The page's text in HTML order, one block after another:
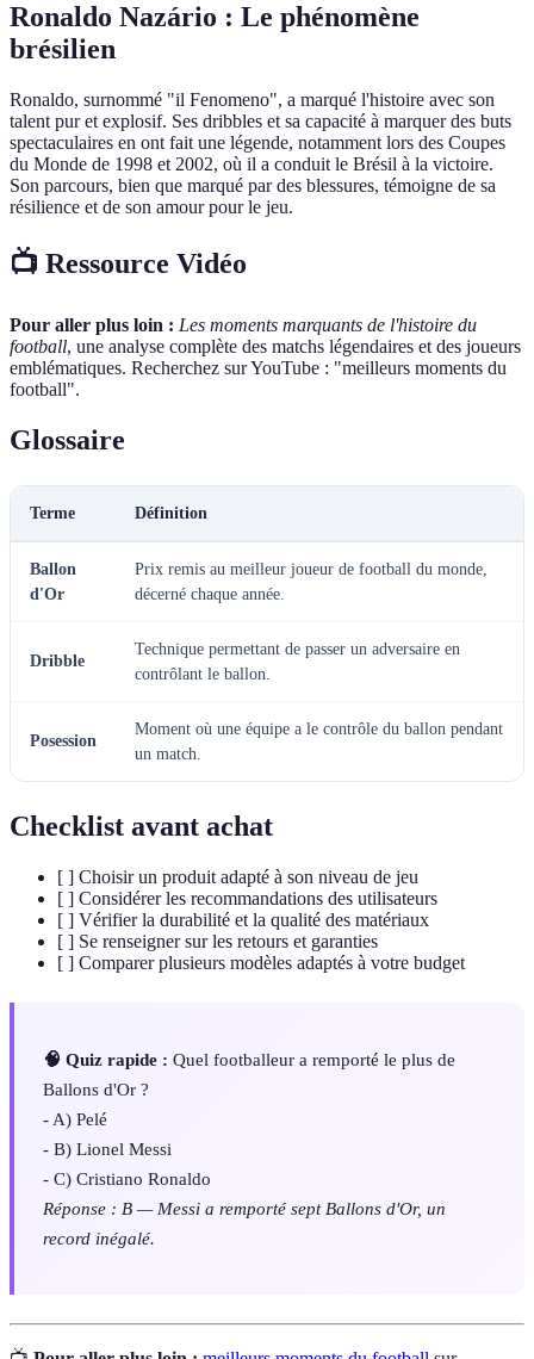
Ronaldo Nazário : Le phénomène
brésilien
Ronaldo, surnommé "il Fenomeno", a marqué l'histoire avec son
talent pur et explosif. Ses dribbles et sa capacité à marquer des buts
spectaculaires en ont fait une légende, notamment lors des Coupes
du Monde de 1998 et 2002, où il a conduit le Brésil à la victoire.
Son parcours, bien que marqué par des blessures, témoigne de sa
résilience et de son amour pour le jeu.
📺 Ressource Vidéo
Pour aller plus loin : Les moments marquants de l'histoire du
football, une analyse complète des matchs légendaires et des joueurs
emblématiques. Recherchez sur YouTube : "meilleurs moments du
football".
Glossaire
Terme Définition
Ballon
d'Or
Prix remis au meilleur joueur de football du monde,
décerné chaque année.
Dribble
Technique permettant de passer un adversaire en
contrôlant le ballon.
Posession
Moment où une équipe a le contrôle du ballon pendant
un match.
Checklist avant achat
[ ] Choisir un produit adapté à son niveau de jeu
[ ] Considérer les recommandations des utilisateurs
[ ] Vérifier la durabilité et la qualité des matériaux
[ ] Se renseigner sur les retours et garanties
[ ] Comparer plusieurs modèles adaptés à votre budget
🧠 Quiz rapide : Quel footballeur a remporté le plus de
Ballons d'Or ?
- A) Pelé
- B) Lionel Messi
- C) Cristiano Ronaldo
Réponse : B — Messi a remporté sept Ballons d'Or, un
record inégalé.